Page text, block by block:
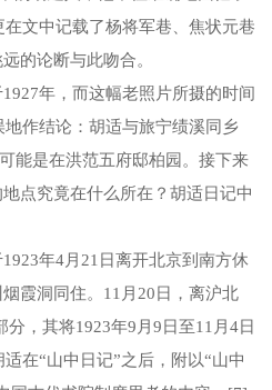
文中记载了杨将军巷、焦状元巷
的论断与此吻合。
年，而这幅老照片所摄的时间
作结论：胡适与旅宁绩溪同乡
能是在洪范五府邸柏园。接下来
点究竟在什么所在？胡适日记中
年4月21日离开北京到南方休
霞洞同住。11月20日，离沪北
，其将1923年9月9日至11月4日
在“山中日记”之后，附以“山中